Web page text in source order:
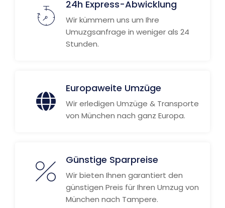
24h Express-Abwicklung
Wir kümmern uns um Ihre
Umuzgsanfrage in weniger als 24
Stunden.
Europaweite Umzüge
Wir erledigen Umzüge & Transporte
von München nach ganz Europa.
Günstige Sparpreise
Wir bieten Ihnen garantiert den
günstigen Preis für Ihren Umzug von
München nach Tampere.